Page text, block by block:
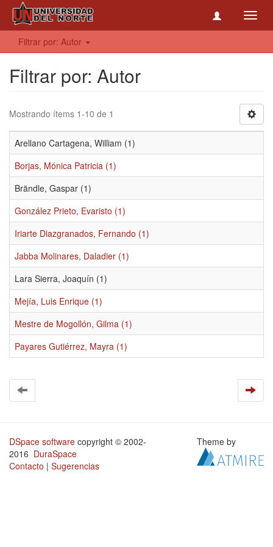
Filtrar por: Autor
Filtrar por: Autor
Mostrando ítems 1-10 de 1
Arellano Cartagena, William (1)
Borjas, Mónica Patricia (1)
Brändle, Gaspar (1)
González Prieto, Evaristo (1)
Iriarte Diazgranados, Fernando (1)
Jabba Molinares, Daladier (1)
Lara Sierra, Joaquín (1)
Mejía, Luis Enrique (1)
Mestre de Mogollón, Gilma (1)
Payares Gutiérrez, Mayra (1)
DSpace software copyright © 2002-
2016 DuraSpace
Contacto | Sugerencias
Theme by